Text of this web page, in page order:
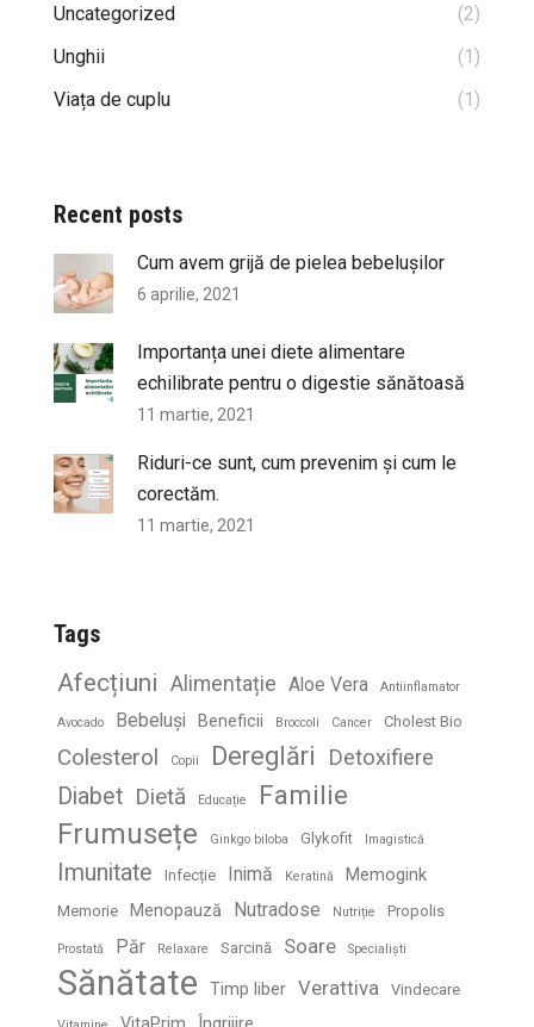
Uncategorized
(2)
Unghii
(1)
Viața de cuplu
(1)
Recent posts
Cum avem grijă de pielea bebelușilor
6 aprilie, 2021
Importanța unei diete alimentare
echilibrate pentru o digestie sănătoasă
11 martie, 2021
Riduri-ce sunt, cum prevenim și cum le
corectăm.
11 martie, 2021
Tags
Afecțiuni Alimentație Aloe Vera Antiinflamator
Avocado Bebeluși Beneficii Broccoli Cancer Cholest Bio
Colesterol Copii Dereglări Detoxifiere
Diabet Dietă Educație Familie
Frumusețe Ginkgo biloba Glykofit Imagistică
Imunitate Infecție Inimă Keratină Memogink
Memorie Menopauză Nutradose Nutriție Propolis
Prostată Păr Relaxare Sarcină Soare Specialiști
Sănătate Timp liber Verattiva Vindecare